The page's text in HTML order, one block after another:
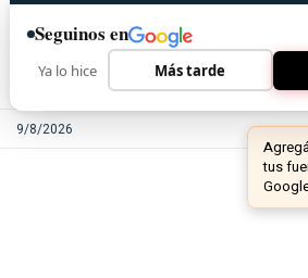
9/8/2026
Seguinos en
Ya lo hice Más tarde